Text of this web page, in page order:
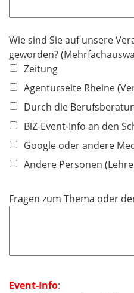
Wie sind Sie auf unsere
geworden?
Zeitung
Agenturseite Rheine
Durch die
BiZ-Event-Info an den
Google oder andere
Andere Personen
Fragen zum Thema oder
Event-Info: